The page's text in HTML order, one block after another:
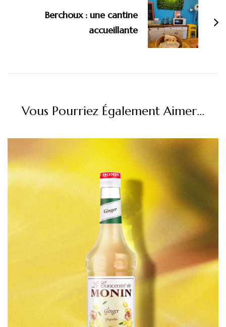
Berchoux : une cantine
accueillante
Vous Pourriez Également Aimer...